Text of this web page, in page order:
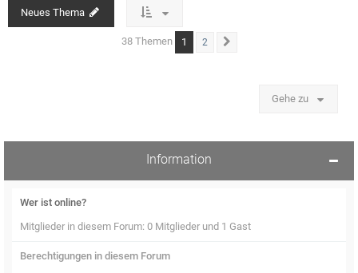
Neues Thema
38 Themen 1 2
Gehe zu
Information
Wer ist online?
Mitglieder in diesem Forum: 0 Mitglieder und 1 Gast
Berechtigungen in diesem Forum